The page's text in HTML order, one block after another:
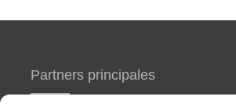
Partners principales